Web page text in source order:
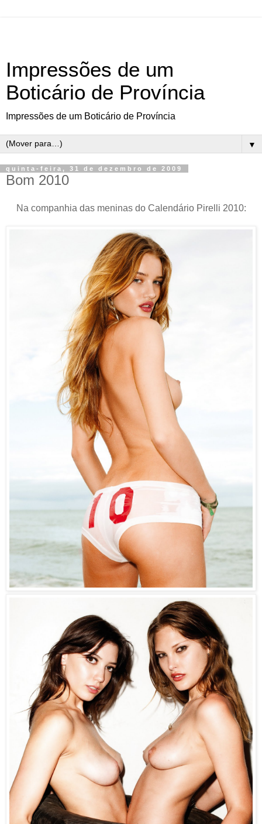
Impressões de um
Boticário de Província
Impressões de um Boticário de Província
▼
quinta-feira, 31 de dezembro de 2009
Bom 2010
Na companhia das meninas do Calendário Pirelli 2010: